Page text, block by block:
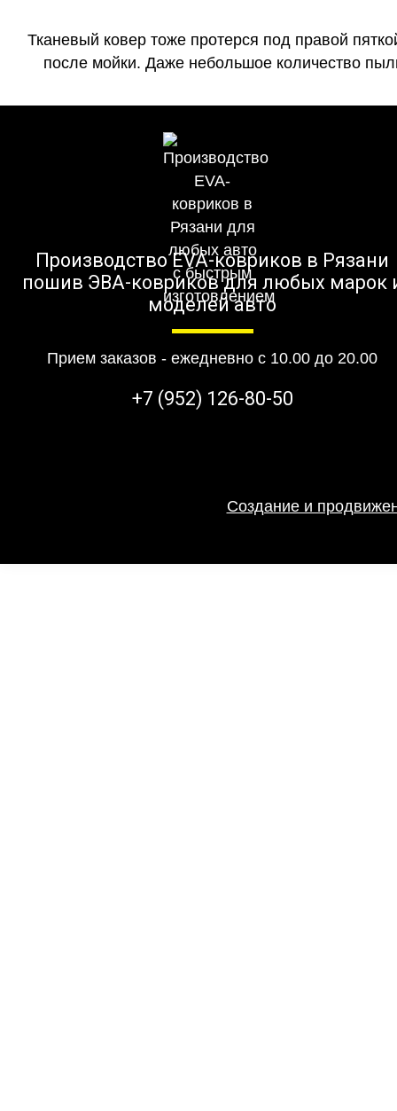
Тканевый ковер тоже протерся под правой
после мойки. Даже небольшое количество
Производство EVA-ковриков в Рязани
пошив ЭВА-ковриков для любых марок
моделей авто
Прием заказов - ежедневно с 10.00 до 20.00
+7 (952) 126-80-50
Создание и